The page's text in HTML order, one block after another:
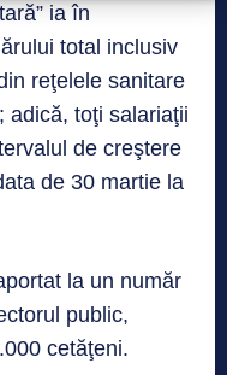
ia în
total inclusiv
reţelele sanitare
adică, toţi salariaţii
de creştere
de 30 martie la
la un număr
public,
cetăţeni.